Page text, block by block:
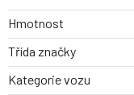
Hmotnost
Třída značky
Kategorie vozu